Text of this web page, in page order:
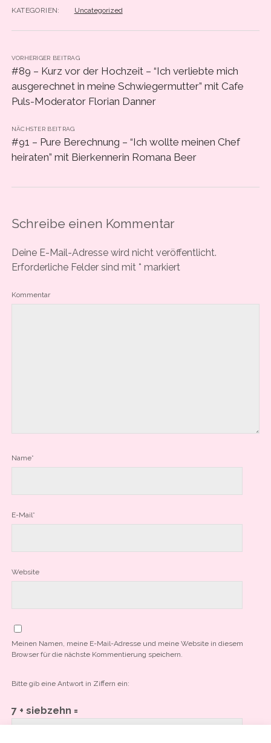
KATEGORIEN: Uncategorized
VORHERIGER BEITRAG
#89 – Kurz vor der Hochzeit – “Ich verliebte mich
ausgerechnet in meine Schwiegermutter” mit Cafe
Puls-Moderator Florian Danner
NÄCHSTER BEITRAG
#91 – Pure Berechnung – “Ich wollte meinen Chef
heiraten” mit Bierkennerin Romana Beer
Schreibe einen Kommentar
Deine E-Mail-Adresse wird nicht veröffentlicht.
Erforderliche Felder sind mit * markiert
Kommentar
Name*
E-Mail*
Website
Meinen Namen, meine E-Mail-Adresse und meine Website in diesem
Browser für die nächste Kommentierung speichern.
Bitte gib eine Antwort in Ziffern ein:
7 + siebzehn =